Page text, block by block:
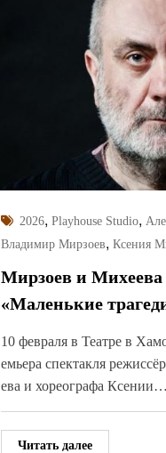
2026, Playhouse Studio,
Владимир Мирзоев, Ксения
Мирзоев и Михеева
«Маленькие
10 февраля в Театре в
емьера спектакля
ева и хореографа Ксении…
Читать далее